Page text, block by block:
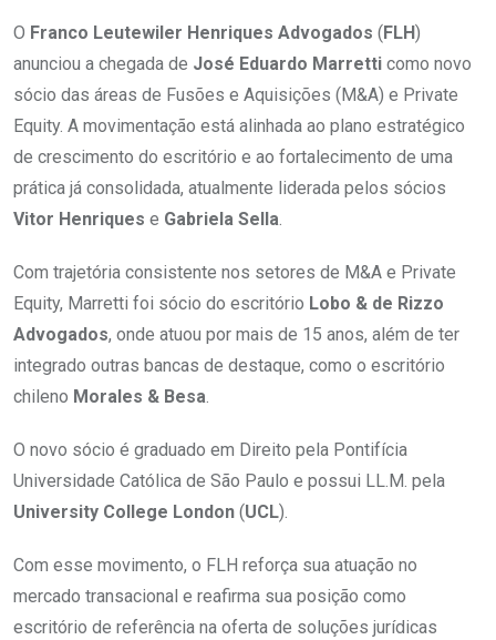
O Franco Leutewiler Henriques Advogados (FLH)
anunciou a chegada de José Eduardo Marretti como novo
sócio das áreas de Fusões e Aquisições (M&A) e Private
Equity. A movimentação está alinhada ao plano estratégico
de crescimento do escritório e ao fortalecimento de uma
prática já consolidada, atualmente liderada pelos sócios
Vitor Henriques e Gabriela Sella.
Com trajetória consistente nos setores de M&A e Private
Equity, Marretti foi sócio do escritório Lobo & de Rizzo
Advogados, onde atuou por mais de 15 anos, além de ter
integrado outras bancas de destaque, como o escritório
chileno Morales & Besa.
O novo sócio é graduado em Direito pela Pontifícia
Universidade Católica de São Paulo e possui LL.M. pela
University College London (UCL).
Com esse movimento, o FLH reforça sua atuação no
mercado transacional e reafirma sua posição como
escritório de referência na oferta de soluções jurídicas